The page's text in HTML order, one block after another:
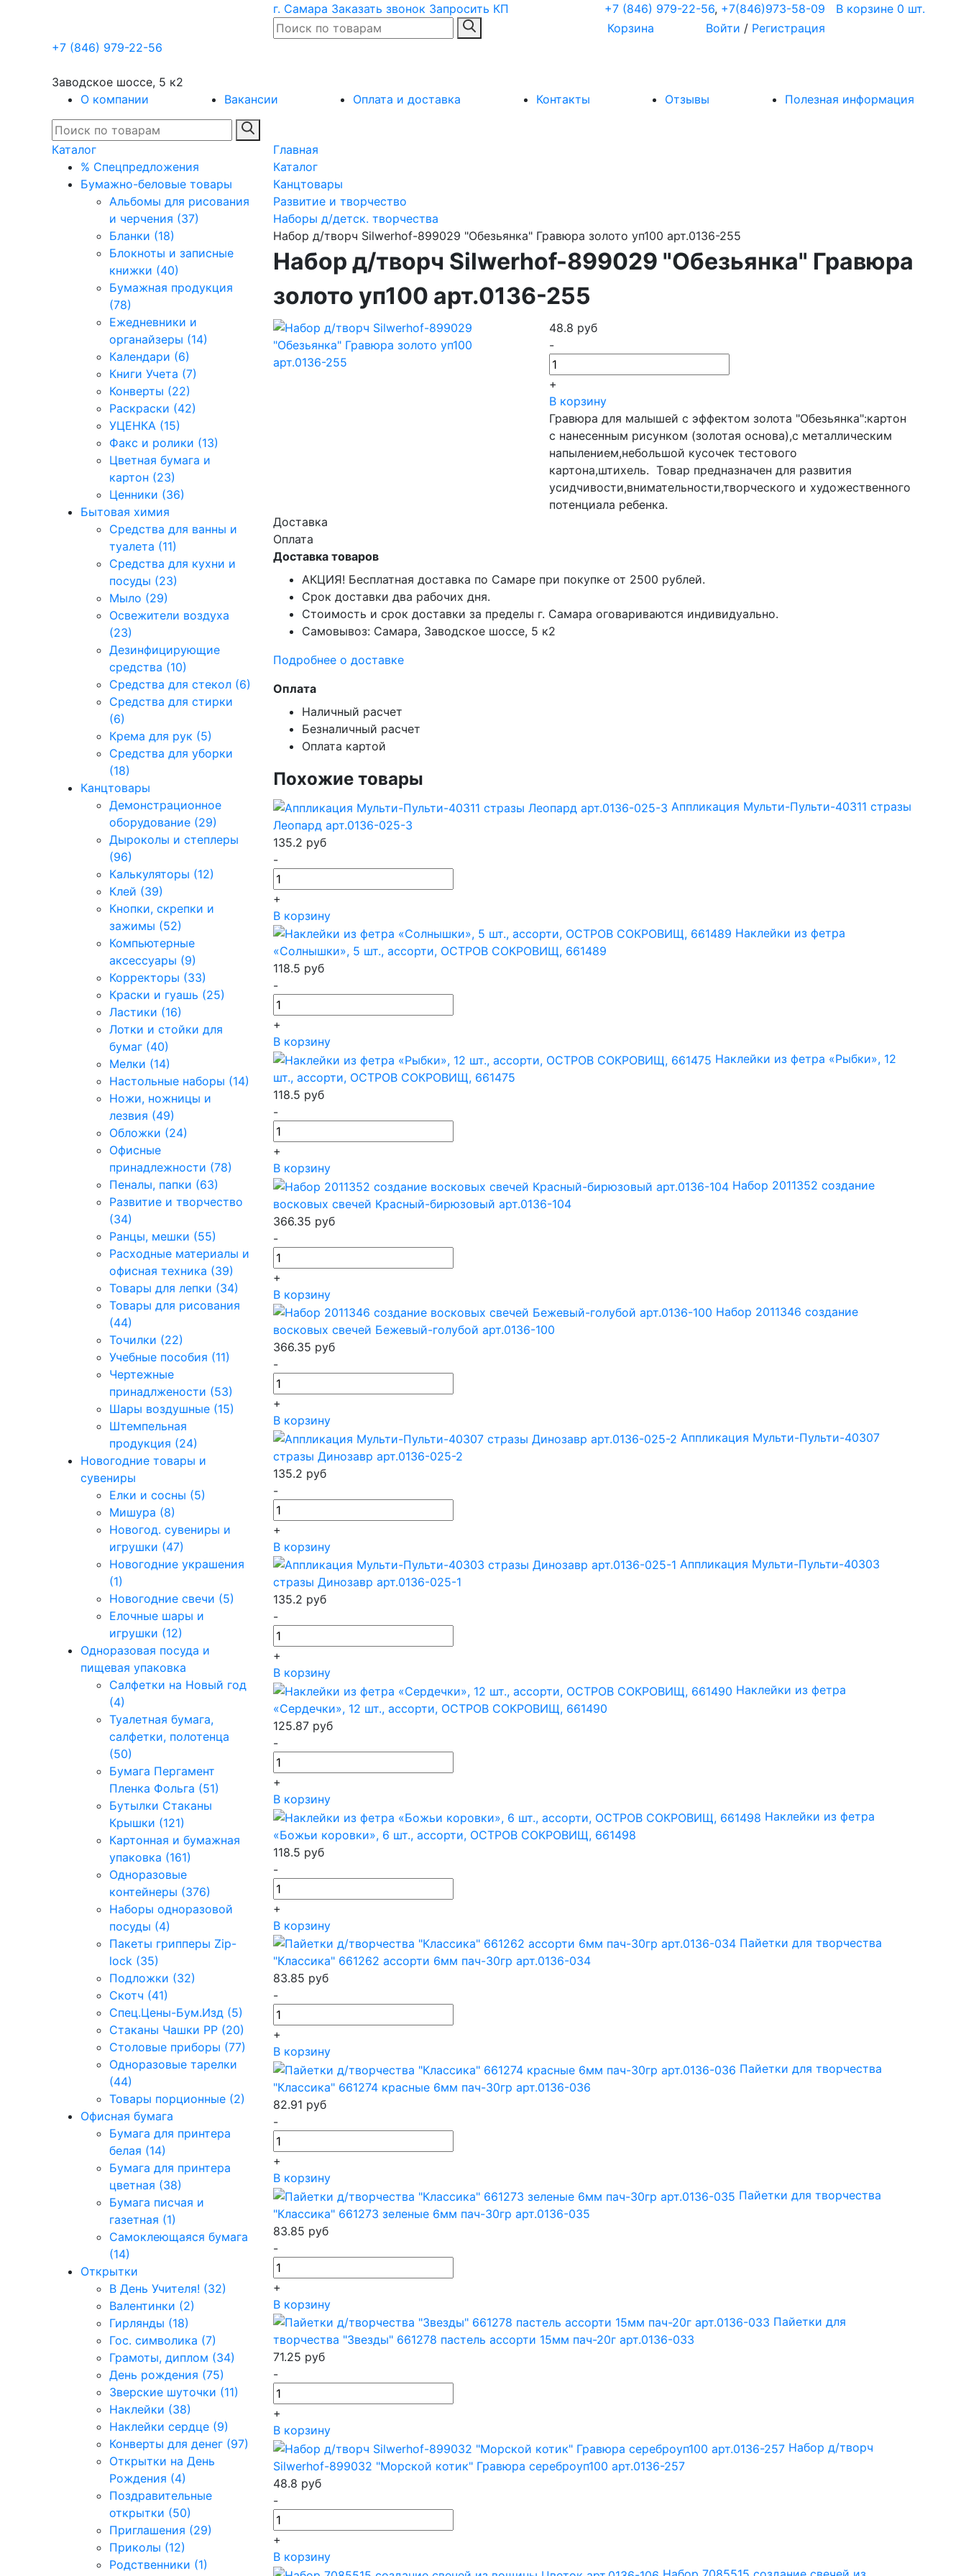
г. Самара Заказать звонок Запросить КП +7 (846) 979-22-56, +7(846)973-58-09
Корзина
Войти / Регистрация
В корзине 0 шт.
+7 (846) 979-22-56
Заводское шоссе, 5 к2
О компании
Вакансии Оплата и доставка Контакты Отзывы Полезная информация
Каталог
% Спецпредложения
Бумажно-беловые товары
Альбомы для рисования
и черчения (37)
Бланки (18)
Блокноты и записные
книжки (40)
Бумажная продукция
(78)
Ежедневники и
органайзеры (14)
Календари (6)
Книги Учета (7)
Конверты (22)
Раскраски (42)
УЦЕНКА (15)
Факс и ролики (13)
Цветная бумага и
картон (23)
Ценники (36)
Бытовая химия
Средства для ванны и
туалета (11)
Средства для кухни и
посуды (23)
Мыло (29)
Освежители воздуха
(23)
Дезинфицирующие
средства (10)
Средства для стекол (6)
Средства для стирки
(6)
Крема для рук (5)
Средства для уборки
(18)
Канцтовары
Демонстрационное
оборудование (29)
Дыроколы и степлеры
(96)
Калькуляторы (12)
Клей (39)
Кнопки, скрепки и
зажимы (52)
Компьютерные
аксессуары (9)
Корректоры (33)
Краски и гуашь (25)
Ластики (16)
Лотки и стойки для
бумаг (40)
Мелки (14)
Настольные наборы (14)
Ножи, ножницы и
лезвия (49)
Обложки (24)
Офисные
принадлежности (78)
Пеналы, папки (63)
Развитие и творчество
(34)
Ранцы, мешки (55)
Расходные материалы и
офисная техника (39)
Товары для лепки (34)
Товары для рисования
(44)
Точилки (22)
Учебные пособия (11)
Чертежные
принадлжености (53)
Шары воздушные (15)
Штемпельная
продукция (24)
Новогодние товары и
сувениры
Елки и сосны (5)
Мишура (8)
Новогод. сувениры и
игрушки (47)
Новогодние украшения
(1)
Новогодние свечи (5)
Елочные шары и
игрушки (12)
Одноразовая посуда и
пищевая упаковка
Салфетки на Новый год
(4)
Туалетная бумага,
салфетки, полотенца
(50)
Бумага Пергамент
Пленка Фольга (51)
Бутылки Стаканы
Крышки (121)
Картонная и бумажная
упаковка (161)
Одноразовые
контейнеры (376)
Наборы одноразовой
посуды (4)
Пакеты грипперы Zip-
lock (35)
Подложки (32)
Скотч (41)
Спец.Цены-Бум.Изд (5)
Стаканы Чашки РР (20)
Столовые приборы (77)
Одноразовые тарелки
(44)
Товары порционные (2)
Офисная бумага
Бумага для принтера
белая (14)
Бумага для принтера
цветная (38)
Бумага писчая и
газетная (1)
Самоклеющаяся бумага
(14)
Открытки
В День Учителя! (32)
Валентинки (2)
Гирлянды (18)
Гос. символика (7)
Грамоты, диплом (34)
День рождения (75)
Зверские шуточки (11)
Наклейки (38)
Наклейки сердце (9)
Конверты для денег (97)
Открытки на День
Рождения (4)
Поздравительные
открытки (50)
Приглашения (29)
Приколы (12)
Родственники (1)
Главная
Каталог
Канцтовары
Развитие и творчество
Наборы д/детск. творчества
Набор д/творч Silwerhof-899029 "Обезьянка" Гравюра золото уп100 арт.0136-255
Набор д/творч Silwerhof-899029 "Обезьянка" Гравюра
золото уп100 арт.0136-255
48.8 руб
-
+
В корзину
Гравюра для малышей с эффектом золота "Обезьянка":картон
с нанесенным рисунком (золотая основа),с металлическим
напылением,небольшой кусочек тестового
картона,штихель. Товар предназначен для развития
усидчивости,внимательности,творческого и художественного
потенциала ребенка.
Доставка
Оплата
Доставка товаров
АКЦИЯ! Бесплатная доставка по Самаре при покупке от 2500 рублей.
Срок доставки два рабочих дня.
Стоимость и срок доставки за пределы г. Самара оговариваются индивидуально.
Самовывоз: Самара, Заводское шоссе, 5 к2
Подробнее о доставке
Оплата
Наличный расчет
Безналичный расчет
Оплата картой
Похожие товары
Аппликация Мульти-Пульти-40311 стразы
Леопард арт.0136-025-3
135.2 руб
-
+
В корзину
Наклейки из фетра
«Солнышки», 5 шт., ассорти, ОСТРОВ СОКРОВИЩ, 661489
118.5 руб
-
+
В корзину
Наклейки из фетра «Рыбки», 12
шт., ассорти, ОСТРОВ СОКРОВИЩ, 661475
118.5 руб
-
+
В корзину
Набор 2011352 создание
восковых свечей Красный-бирюзовый арт.0136-104
366.35 руб
-
+
В корзину
Набор 2011346 создание
восковых свечей Бежевый-голубой арт.0136-100
366.35 руб
-
+
В корзину
Аппликация Мульти-Пульти-40307
стразы Динозавр арт.0136-025-2
135.2 руб
-
+
В корзину
Аппликация Мульти-Пульти-40303
стразы Динозавр арт.0136-025-1
135.2 руб
-
+
В корзину
Наклейки из фетра
«Сердечки», 12 шт., ассорти, ОСТРОВ СОКРОВИЩ, 661490
125.87 руб
-
+
В корзину
Наклейки из фетра
«Божьи коровки», 6 шт., ассорти, ОСТРОВ СОКРОВИЩ, 661498
118.5 руб
-
+
В корзину
Пайетки для творчества
"Классика" 661262 ассорти 6мм пач-30гр арт.0136-034
83.85 руб
-
+
В корзину
Пайетки для творчества
"Классика" 661274 красные 6мм пач-30гр арт.0136-036
82.91 руб
-
+
В корзину
Пайетки для творчества
"Классика" 661273 зеленые 6мм пач-30гр арт.0136-035
83.85 руб
-
+
В корзину
Пайетки для
творчества "Звезды" 661278 пастель ассорти 15мм пач-20г арт.0136-033
71.25 руб
-
+
В корзину
Набор д/творч
Silwerhof-899032 "Морской котик" Гравюра сереброуп100 арт.0136-257
48.8 руб
-
+
В корзину